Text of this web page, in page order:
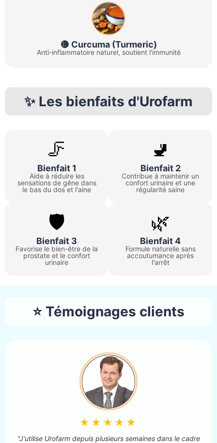
🟡 Curcuma (Turmeric)
Anti-inflammatoire naturel, soutient l'immunité
✨ Les bienfaits d'Urofarm
🦵
Bienfait 1
Aide à réduire les
sensations de gêne dans
le bas du dos et l'aine
🚽
Bienfait 2
Contribue à maintenir un
confort urinaire et une
régularité saine
🛡️
Bienfait 3
Favorise le bien-être de la
prostate et le confort
urinaire
🌿
Bienfait 4
Formule naturelle sans
accoutumance après
l'arrêt
⭐ Témoignages clients
★★★★★
"J'utilise Urofarm depuis plusieurs semaines dans le cadre